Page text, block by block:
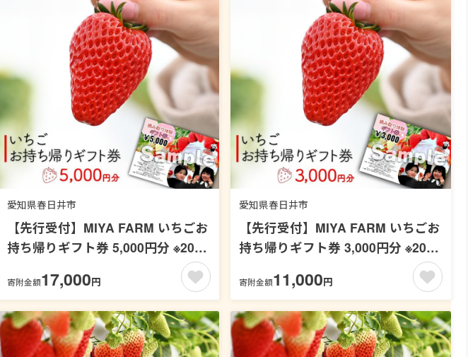
愛知県春日井市
【先行受付】MIYA FARM いちごお
持ち帰りギフト券 5,000円分 ※2026
寄附金額17,000円
愛知県春日井市
【先行受付】MIYA FARM いちごお
持ち帰りギフト券 3,000円分 ※2026
寄附金額11,000円